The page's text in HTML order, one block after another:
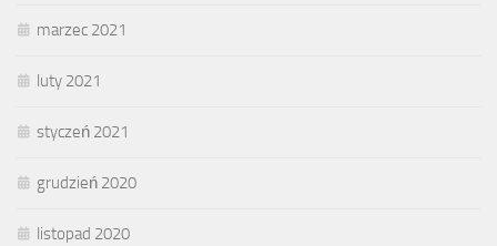
marzec 2021
luty 2021
styczeń 2021
grudzień 2020
listopad 2020